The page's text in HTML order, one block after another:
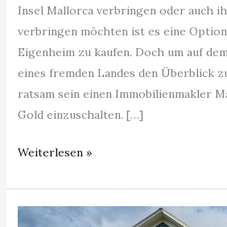
Insel Mallorca verbringen oder auch
verbringen möchten ist es eine
Eigenheim zu kaufen. Doch um auf
eines fremden Landes den Überblick
ratsam sein einen Immobilienmakler
Gold einzuschalten. […]
Weiterlesen »
Immobilienmakler